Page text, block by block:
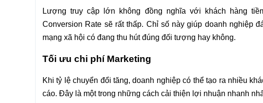
Lượng truy cập lớn không đồng nghĩa với khách hàng
Conversion Rate sẽ rất thấp. Chỉ số này giúp doanh nghiệp
mạng xã hội có đang thu hút đúng đối tượng hay không.
Tối ưu chi phí Marketing
Khi tỷ lệ chuyển đổi tăng, doanh nghiệp có thể tạo ra nhiều
cáo. Đây là một trong những cách cải thiện lợi nhuận nhanh